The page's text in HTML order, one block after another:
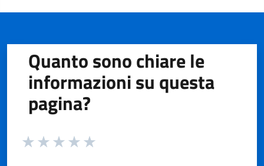
Quanto sono chiare le
informazioni su questa
pagina?
Valuta da 1 a 5 stelle la pagina